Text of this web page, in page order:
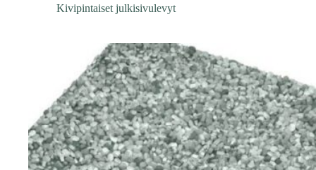
Kivipintaiset julkisivulevyt